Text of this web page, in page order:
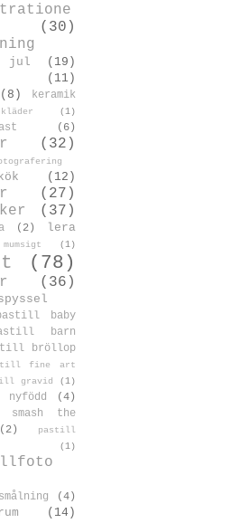
(30)
jul
(19)
(11)
(8)
keramik
kläder (1)
(6)
(32)
kök (12)
(27)
(37)
(2)
lera
mumsigt (1)
(78)
(36)
baby
barn
bröllop
fine art
gravid (1)
(4)
the
(2)
pastill
(1)
(4)
(14)